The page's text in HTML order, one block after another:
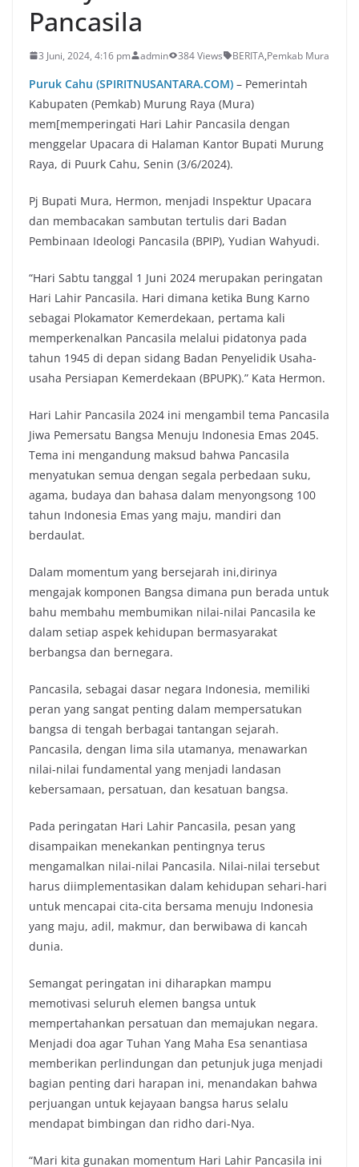
Pancasila
3 Juni, 2024, 4:16 pm admin 384 Views BERITA,Pemkab Mura
Puruk Cahu (SPIRITNUSANTARA.COM) – Pemerintah
Kabupaten (Pemkab) Murung Raya (Mura)
mem[memperingati Hari Lahir Pancasila dengan
menggelar Upacara di Halaman Kantor Bupati Murung
Raya, di Puurk Cahu, Senin (3/6/2024).
Pj Bupati Mura, Hermon, menjadi Inspektur Upacara
dan membacakan sambutan tertulis dari Badan
Pembinaan Ideologi Pancasila (BPIP), Yudian Wahyudi.
“Hari Sabtu tanggal 1 Juni 2024 merupakan peringatan
Hari Lahir Pancasila. Hari dimana ketika Bung Karno
sebagai Plokamator Kemerdekaan, pertama kali
memperkenalkan Pancasila melalui pidatonya pada
tahun 1945 di depan sidang Badan Penyelidik Usaha-
usaha Persiapan Kemerdekaan (BPUPK).” Kata Hermon.
Hari Lahir Pancasila 2024 ini mengambil tema Pancasila
Jiwa Pemersatu Bangsa Menuju Indonesia Emas 2045.
Tema ini mengandung maksud bahwa Pancasila
menyatukan semua dengan segala perbedaan suku,
agama, budaya dan bahasa dalam menyongsong 100
tahun Indonesia Emas yang maju, mandiri dan
berdaulat.
Dalam momentum yang bersejarah ini,dirinya
mengajak komponen Bangsa dimana pun berada untuk
bahu membahu membumikan nilai-nilai Pancasila ke
dalam setiap aspek kehidupan bermasyarakat
berbangsa dan bernegara.
Pancasila, sebagai dasar negara Indonesia, memiliki
peran yang sangat penting dalam mempersatukan
bangsa di tengah berbagai tantangan sejarah.
Pancasila, dengan lima sila utamanya, menawarkan
nilai-nilai fundamental yang menjadi landasan
kebersamaan, persatuan, dan kesatuan bangsa.
Pada peringatan Hari Lahir Pancasila, pesan yang
disampaikan menekankan pentingnya terus
mengamalkan nilai-nilai Pancasila. Nilai-nilai tersebut
harus diimplementasikan dalam kehidupan sehari-hari
untuk mencapai cita-cita bersama menuju Indonesia
yang maju, adil, makmur, dan berwibawa di kancah
dunia.
Semangat peringatan ini diharapkan mampu
memotivasi seluruh elemen bangsa untuk
mempertahankan persatuan dan memajukan negara.
Menjadi doa agar Tuhan Yang Maha Esa senantiasa
memberikan perlindungan dan petunjuk juga menjadi
bagian penting dari harapan ini, menandakan bahwa
perjuangan untuk kejayaan bangsa harus selalu
mendapat bimbingan dan ridho dari-Nya.
“Mari kita gunakan momentum Hari Lahir Pancasila ini